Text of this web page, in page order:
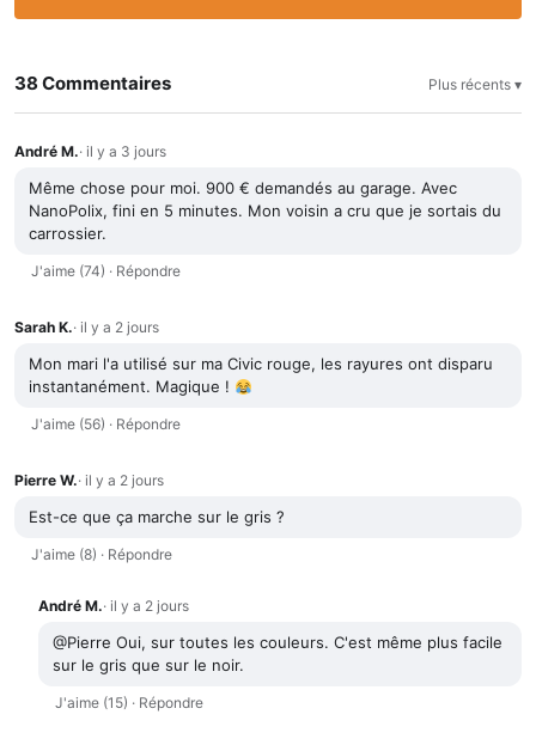
38 Commentaires Plus récents ▾
André M.· il y a 3 jours
Même chose pour moi. 900 € demandés au garage. Avec
NanoPolix, fini en 5 minutes. Mon voisin a cru que je sortais du
carrossier.
J'aime (74) · Répondre
Sarah K.· il y a 2 jours
Mon mari l'a utilisé sur ma Civic rouge, les rayures ont disparu
instantanément. Magique !
J'aime (56) · Répondre
Pierre W.· il y a 2 jours
Est-ce que ça marche sur le gris ?
J'aime (8) · Répondre
André M.· il y a 2 jours
@Pierre Oui, sur toutes les couleurs. C'est même plus facile
sur le gris que sur le noir.
J'aime (15) · Répondre